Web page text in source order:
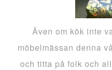
Även om kök inte
möbelmässan denna
och titta på folk och